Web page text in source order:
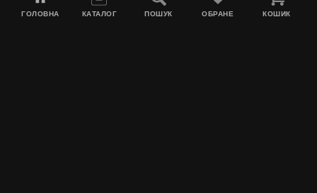
ГОЛОВНА КАТАЛОГ ПОШУК ОБРАНЕ КОШИК